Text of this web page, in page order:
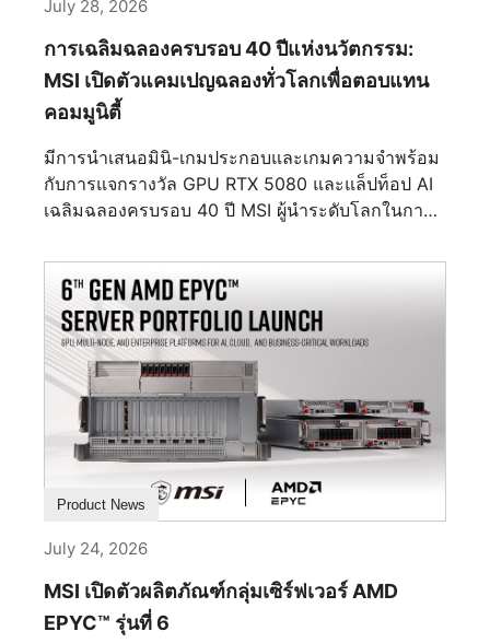
Ai1600T PCIE5 DRACO EPIC EDITION ได้รับแรง
บันดาลใจจากเรื่องราวของดราก้อน โดย MEG
Ai1600T PCIE5 DRACO EPIC EDITION มีแผง
ARGB ซึ่งสามารถซิงโครไนซ์ผ่าน MSI Center ทำให้
มังกรตำนานเหล่านั้นมีชีวิตขึ้นมาในขณะที่บินผ่าน
ดวงดาว ด้านหลังได้รับแรงบันดาลใจจากจิตรกรรมฝา
ผนังโบราณ เล่าเรื่องราวของดราก้อนในฐานะ
นอกเหนือจากการออกแบบที่ไม่ซ้ำใคร MEG
Ai1600T PCIE5 DRACO EPIC EDITION ยังถูกสร้าง
ขึ้นเพื่อให้มีประสิทธิภาพระดับฟลักชิปด้วยขั้วต่อ dual
native 12V-2x6 เทคโนโลยี SiC MOSFET ขั้นสูง
และได้รับการรับรอง Cybenetics Lambda A++
สำหรับการทำงานที่เงียบเป็นพิเศษ MEG MAESTRO
900R DRACO EPIC EDITION ออกแบบมาโดย
เฉพาะสำหรับครบรอบ 40 ปีของ MSI โดย MEG
MAESTRO 900R DRACO EPIC EDITION ได้ทด
แทนแผงอลูมิเนียมสีเทาดั้งเดิมด้วยสีน้ำเงินเข้มที่ได้รับ
แรงบันดาลใจจากความลึกลับของท้องฟ้าในเวลา
กลางคืน แผงอลูมิเนียมยังได้รับการปรับปรุงเพิ่มเติม
ด้วยภาพพิมพ์ดิจิทัลที่มีรายละเอียดละมุนละม่อมของ
กลุ่มดาวดราก้อน ผสมผสานความช่างฝีมือที่แม่นยำ
กับงานศิลปะทางดาราศาสตร์ นอกเหนือจากการ
OLED 271UPJW12 ครอบคลุม 99% ของสเปกตรัมสี
กว้าง DCI-P3 ด้วยความแม่นยำ Delta E ≤ 2 ที่ยอด
เยี่ยม นอกจากนี้ยังมีการรับรอง VESA DisplayHDR
True Black 500 และมีความสว่างสูงสุดของ HDR ที่
น่าทึ่งถึง 1,000 นิตส์, รับประกันความดำลึกและความ
คมชัดที่ไม่มีที่สิ้นสุดสำหรับประสบการณ์การรับชมที่
เหมือนจริง MSI OLED Auto Care: การป้องกันจอ
OLED แบบไม่ขาดสายครั้งแรกของโลกสำหรับ
จอภาพ เพื่อรักษาประสิทธิภาพสูงสุดอย่างต่อเนื่อง
เทคโนโลยี MSI OLED Auto Care Technology ที่
ทันสมัย ซึ่งแตกต่างจากการป้องกัน OLED แบบเดิมที่
ต้องหยุดช่วงกลางการใช้งาน กลไกขั้นสูงนี้จะคำนวณ
และใช้ Data Counting Compensation (DCC) แบบ
เรียลไทม์ เทคโนโลยีที่ทำงานอัตโนมัติเต็มรูปแบบใน
พื้นหลังนี้ช่วยกำจัดการแจ้งเตือนที่รบกวน ให้
ประสบการณ์การทำงานและเล่นเกมที่ไม่มีการขัดข้อง
จริงๆ ความทนทานและสุขภาพอย่างครบถ้วน
ออกแบบมาสำหรับการใช้งานประจำวันที่เข้มข้น PRO
MAX OLED 271UPJW12 มีการเคลือบแบบป้องกัน
แสงสะท้อนขั้นสูง (AG) ที่เพิ่มความแข็งของพื้นผิวจาก
เท่า นอกเหนือจากความทนทานทางกายภาพแล้ว
PRO MAX OLED 271UPJW12 ยังให้ความสำคัญกับ
July 28, 2026
การเฉลิมฉลองครบรอบ 40 ปีแห่งนวัตกรรม:
MSI เปิดตัวแคมเปญฉลองทั่วโลกเพื่อตอบแทน
คอมมูนิตี้
มีการนำเสนอมินิ-เกมประกอบและเกมความจำพร้อม
กับการแจกรางวัล GPU RTX 5080 และแล็ปท็อป AI
เฉลิมฉลองครบรอบ 40 ปี MSI ผู้นำระดับโลกในการ
ทางการในงาน Global Event ครบรอบ 40 ปีภายใต้
ธีม “ก้าวสู่นวัตกรรมและเกินกว่านั้น” แคมเปญเชิญ
ชวนเกมเมอร์และผู้ชื่นชอบเทคโนโลยีทั่วโลกเพื่อร่วม
เฉลิมฉลองสี่ทศวรรษของความสำเร็จทางเทคโนโลยี
และการทะลุพรมแดนใหม่ๆ ตั้งแต่ก่อตั้งมากว่าสี่
ทศวรรษ MSI ได้ขยายตัวจากการพัฒนาฮาร์ดแวร์
สำหรับประสิทธิภาพสูงไปสู่ระบบนิเวศที่ครอบคลุม
โดยรวม ซึ่งประกอบด้วย Gaming, Content
แอปพลิเคชัน AI เพื่อแสดงความกตัญญูต่อการ
สนับสนุนอย่างยาวนานของสมาชิกและผู้ใช้ทั่วโลก
MSI กำลังเปิดตัวกิจกรรมเว็บอินเทอร์แอคทีฟหลายรูป
แบบบนพอร์ทัลอย่างเป็นทางการตั้งแต่วันนี้ถึง 31
สิงหาคม 2026 ผู้เข้าร่วมสามารถสัมผัสฮาร์ดแวร์
คลาสสิกผ่านเกมจำลองการประกอบดิจิทัลและแบ่งปัน
Product News
July 24, 2026
MSI เปิดตัวผลิตภัณฑ์กลุ่มเซิร์ฟเวอร์ AMD
EPYC™ รุ่นที่ 6